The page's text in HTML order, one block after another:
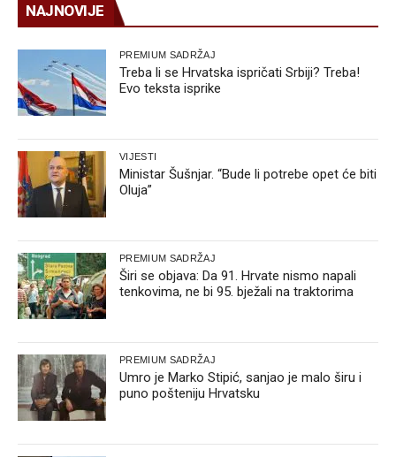
NAJNOVIJE
PREMIUM SADRŽAJ
Treba li se Hrvatska ispričati Srbiji? Treba!
Evo teksta isprike
VIJESTI
Ministar Šušnjar. “Bude li potrebe opet će biti
Oluja”
PREMIUM SADRŽAJ
Širi se objava: Da 91. Hrvate nismo napali
tenkovima, ne bi 95. bježali na traktorima
PREMIUM SADRŽAJ
Umro je Marko Stipić, sanjao je malo širu i
puno pošteniju Hrvatsku